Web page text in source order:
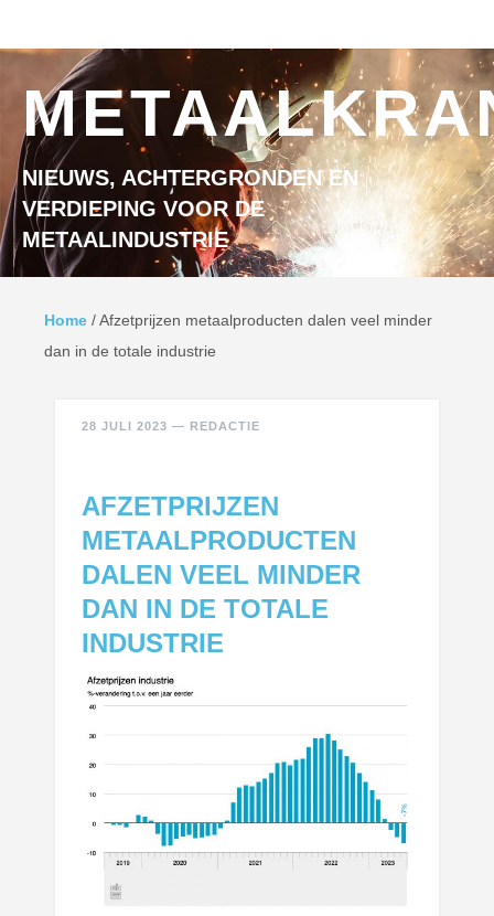
NIEUWS, ACHTERGRONDEN EN
VERDIEPING VOOR DE
METAALINDUSTRIE
Home /Afzetprijzen metaalproducten dalen veel minder
dan in de totale industrie
28 JULI 2023 — REDACTIE
AFZETPRIJZEN
METAALPRODUCTEN
DALEN VEEL MINDER
DAN IN DE TOTALE
INDUSTRIE